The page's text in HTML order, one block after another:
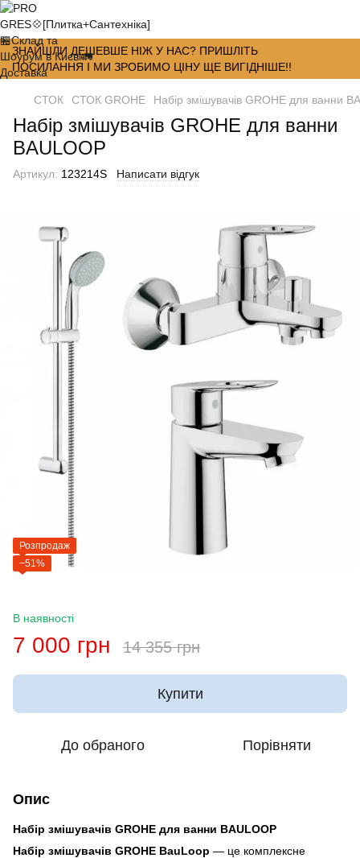
ЗНАЙШЛИ ДЕШЕВШЕ НІЖ У НАС? ПРИШЛІТЬ
ПОСИЛАННЯ І МИ ЗРОБИМО ЦІНУ ЩЕ ВИГІДНІШЕ!!
СТОК СТОК GROHE Набір змішувачів GROHE для ванни
Набір змішувачів GROHE для ванни
BAULOOP
Артикул: 123214S Написати відгук
Розпродаж
−51%
В наявності
7 000 грн 14 355 грн
Купити
До обраного Порівняти
Опис
Набір змішувачів GROHE для ванни BAULOOP
Набір змішувачів GROHE BauLoop — це комплексне